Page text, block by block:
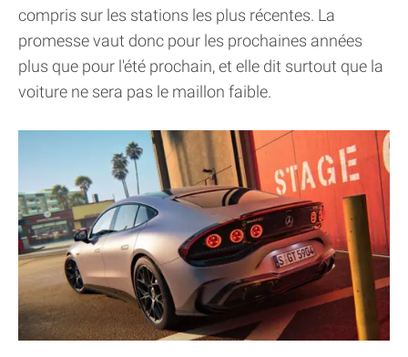
compris sur les stations les plus récentes. La
promesse vaut donc pour les prochaines années
plus que pour l'été prochain, et elle dit surtout que la
voiture ne sera pas le maillon faible.